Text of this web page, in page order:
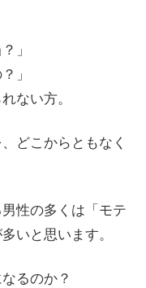
」
」
ない方。
どこからともなく
性の多くは「モテ
いと思います。
るのか？